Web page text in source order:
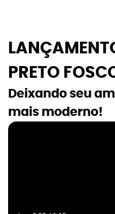
PRETO
Deixando seu
mais moderno!